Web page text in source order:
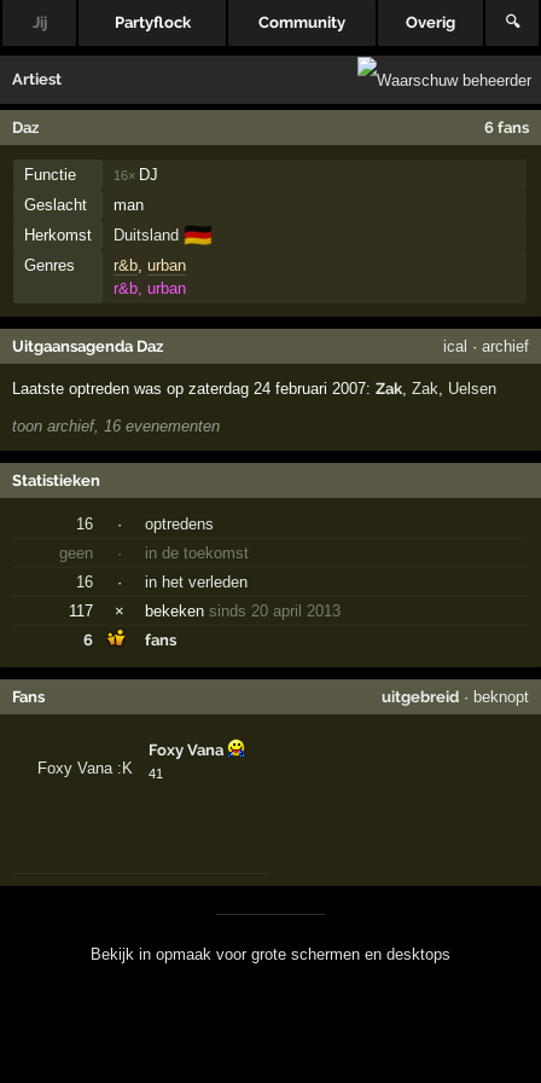
Jij Partyflock Community Overig 🔍
Artiest
Daz 6 fans
Functie 16× DJ
Geslacht
man
Herkomst
Duitsland 🇩🇪
Genres r&b, urban
r&b, urban
Uitgaansagenda Daz ical · archief
Laatste optreden was op zaterdag 24 februari 2007:Zak ,Zak Uelsen
toon archief, 16 evenementen
Statistieken
16 ·
optredens
geen
·
in de toekomst
16
·
in het verleden
117
× bekekensinds 20 april 2013
6
fans
Fans uitgebreid· beknopt
Foxy Vana
41
Bekijk in opmaak voor grote schermen en desktops